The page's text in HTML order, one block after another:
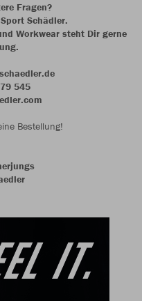
Fragen?
Schädler.
Workwear steht Dir gerne
545
Bestellung!